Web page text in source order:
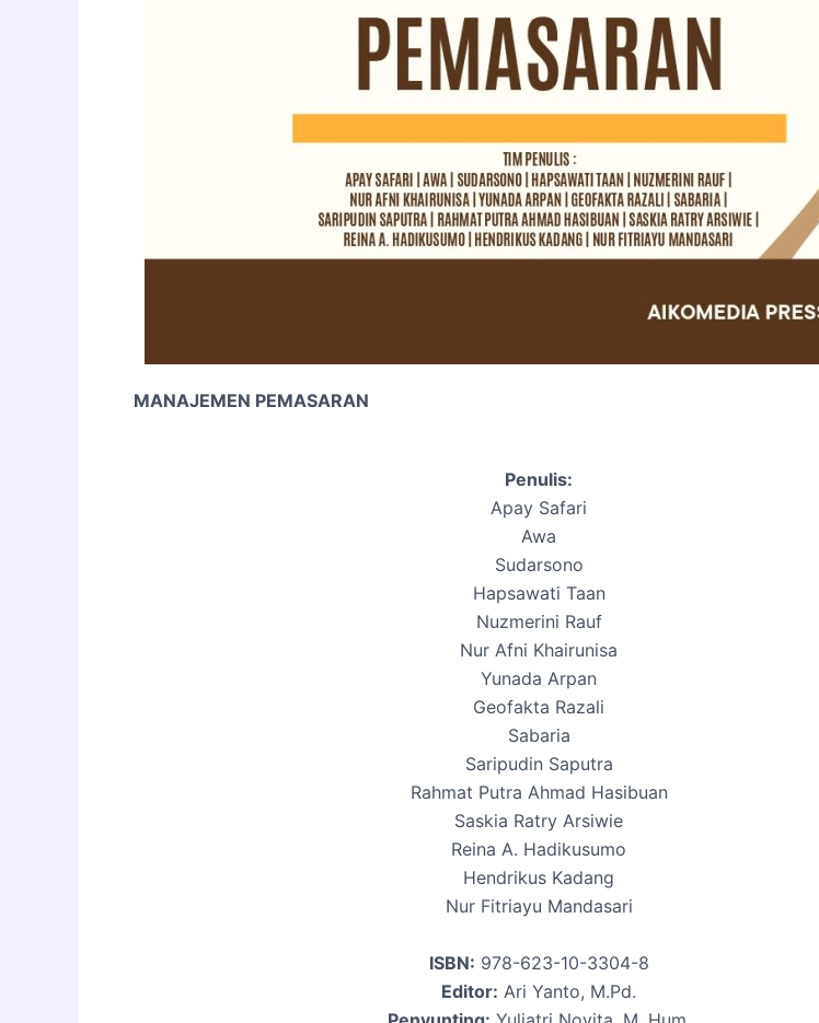
MANAJEMEN PEMASARAN
Penulis:
Apay Safari
Awa
Sudarsono
Hapsawati Taan
Nuzmerini Rauf
Nur Afni Khairunisa
Yunada Arpan
Geofakta Razali
Sabaria
Saripudin Saputra
Rahmat Putra Ahmad Hasibuan
Saskia Ratry Arsiwie
Reina A. Hadikusumo
Hendrikus Kadang
Nur Fitriayu Mandasari
ISBN: 978-623-10-3304-8
Editor: Ari Yanto, M.Pd.